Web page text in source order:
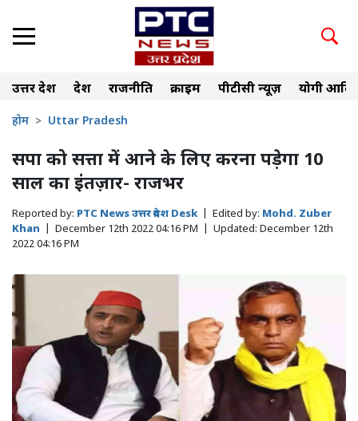
उत्तर प्रदेश देश राजनीति क्राइम पीटीसी न्यूज़ योगी
होम Uttar Pradesh
सपा को सत्ता में आने के लिए करना पड़ेगा 10
साल का इंतज़ार- राजभर
Reported by: PTC News उत्तर प्रदेश Desk Edited by: Mohd. Zuber
Khan
December 12th 2022 04:16 PM Updated: December 12th
2022 04:16 PM